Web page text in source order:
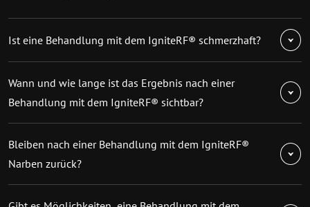
Ist eine Behandlung mit dem IgniteRF® schmerzhaft?
Wann und wie lange ist das Ergebnis nach einer
Behandlung mit dem IgniteRF® sichtbar?
Bleiben nach einer Behandlung mit dem IgniteRF®
Narben zurück?